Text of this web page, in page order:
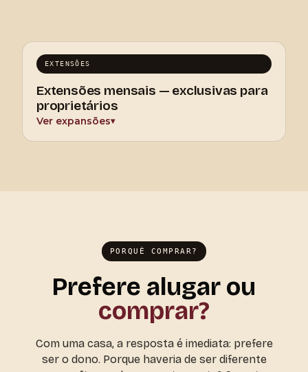
EXTENSÕES
Extensões mensais — exclusivas para
proprietários
Ver expansões▾
PORQUÊ COMPRAR?
Prefere alugar ou
comprar?
Com uma casa, a resposta é imediata: prefere
ser o dono. Porque haveria de ser diferente